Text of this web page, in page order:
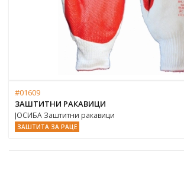
#01609
ЗАШТИТНИ РАКАВИЦИ
ЈОСИБА Заштитни ракавици
ЗАШТИТА ЗА РАЦЕ